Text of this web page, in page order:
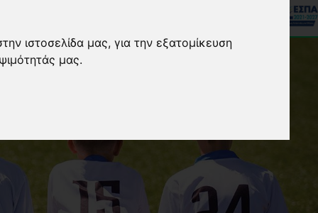
ιστοσελίδα μας, για την εξατομίκευση
μας.